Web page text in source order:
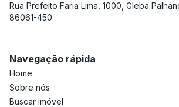
Rua Prefeito Faria Lima, 1000, Gleba
86061-450
Navegação rápida
Home
Sobre nós
Buscar imóvel